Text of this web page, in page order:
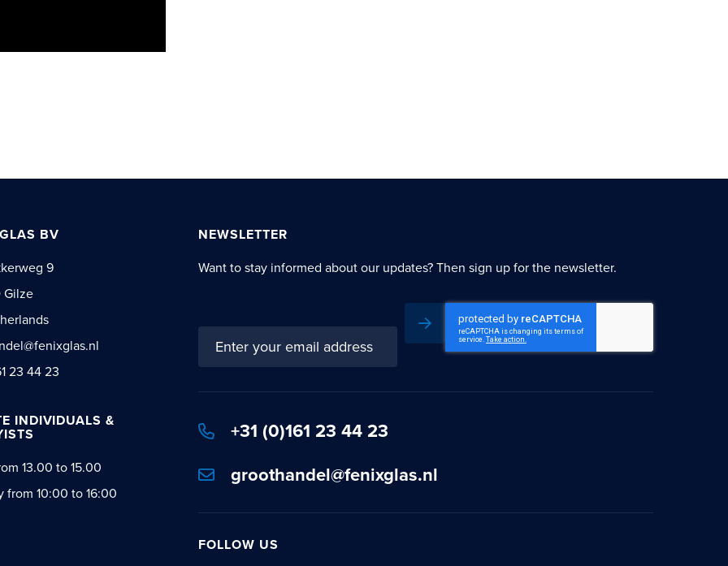
NEWSLETTER
Want to stay informed about our updates? Then sign up for the newsletter.
Our
Subscribe
+31 (0)161 23 44 23
groothandel@fenixglas.nl
FOLLOW US
BV
9
Gilze
23 44 23
INDIVIDUALS &
13.00 to 15.00
from 10:00 to 16:00